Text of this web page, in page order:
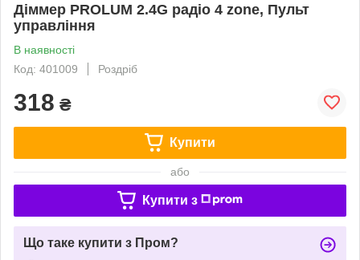
Діммер PROLUM 2.4G радіо 4 zone, Пульт
управління
В наявності
Код: 401009
Роздріб
318 ₴
Купити
або
Купити з
Що таке купити з Пром?